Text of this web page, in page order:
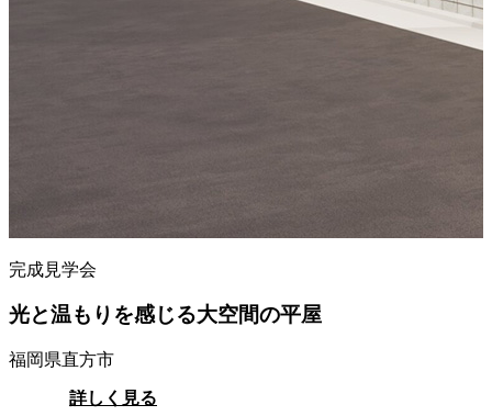
完成見学会
光と温もりを感じる大空間の平屋
福岡県直方市
詳しく見る